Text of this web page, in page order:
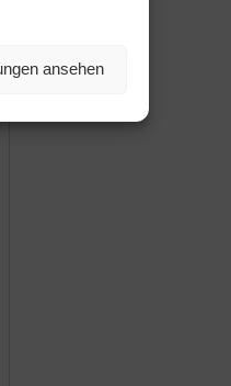
ansehen